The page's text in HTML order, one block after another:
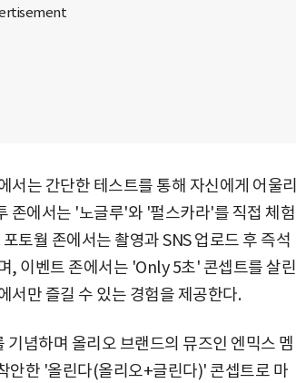
서는 간단한 테스트를 통해 자신에게 어울리
존에서는 '노글루'와 '펄스카라'를 직접 체험
토월 존에서는 촬영과 SNS 업로드 후 즉석
, 이벤트 존에서는 'Only 5초' 콘셉트를 살린
서만 즐길 수 있는 경험을 제공한다.
념하며 올리오 브랜드의 뮤즈인 엔믹스 멤
안한 '올린다(올리오+글린다)' 콘셉트로 마